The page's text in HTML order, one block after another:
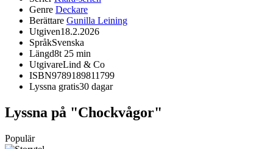
Genre Deckare
Berättare Gunilla Leining
Utgiven18.2.2026
SpråkSvenska
Längd8t 25 min
UtgivareLind & Co
ISBN9789189811799
Lyssna gratis30 dagar
Lyssna på "Chockvågor"
Populär